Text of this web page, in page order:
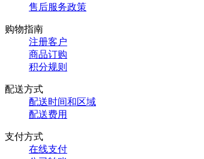
售后服务政策
购物指南
注册客户
商品订购
积分规则
配送方式
配送时间和区域
配送费用
支付方式
在线支付